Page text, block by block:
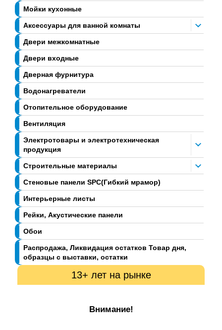
Мойки кухонные
Аксессуары для ванной комнаты
Двери межкомнатные
Двери входные
Дверная фурнитура
Водонагреватели
Отопительное оборудование
Вентиляция
Электротовары и электротехническая
продукция
Строительные материалы
Стеновые панели SPC(Гибкий мрамор)
Интерьерные листы
Рейки, Акустические панели
Обои
Распродажа, Ликвидация остатков Товар дня,
образцы с выставки, остатки
13+ лет на рынке
Внимание!